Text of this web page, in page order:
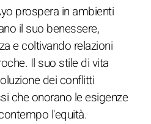
prospera in ambienti
il suo benessere,
e coltivando relazioni
Il suo stile di vita
dei conflitti
che onorano le esigenze
l'equità.